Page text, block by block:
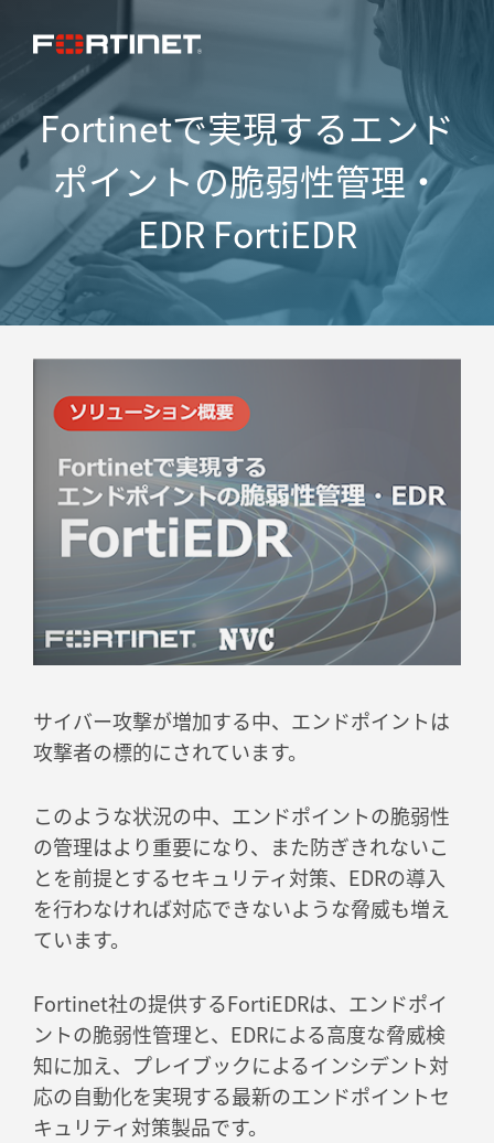
Fortinetで実現するエンド
ポイントの脆弱性管理・
EDR FortiEDR
サイバー攻撃が増加する中、エンドポイントは
攻撃者の標的にされています。
このような状況の中、エンドポイントの脆弱性
の管理はより重要になり、また防ぎきれないこ
とを前提とするセキュリティ対策、EDRの導入
を行わなければ対応できないような脅威も増え
ています。
Fortinet社の提供するFortiEDRは、エンドポイ
ントの脆弱性管理と、EDRによる高度な脅威検
知に加え、プレイブックによるインシデント対
応の自動化を実現する最新のエンドポイントセ
キュリティ対策製品です。